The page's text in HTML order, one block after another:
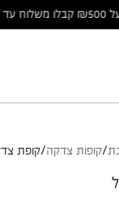
ברכישה מעל ₪500 קבלו משלוח עד הבית ב₪19
קופות צדקה קופת